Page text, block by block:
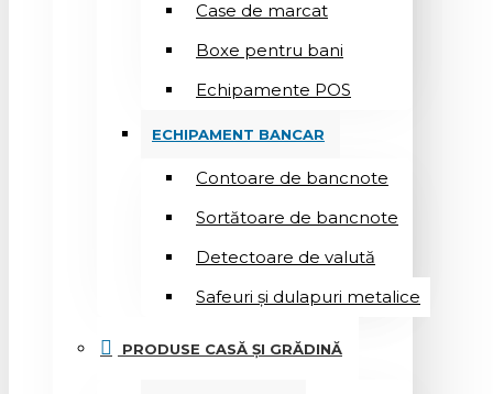
Case de marcat
Boxe pentru bani
Echipamente POS
ECHIPAMENT BANCAR
Contoare de bancnote
Sortătoare de bancnote
Detectoare de valută
Safeuri și dulapuri metalice
PRODUSE CASĂ ȘI GRĂDINĂ